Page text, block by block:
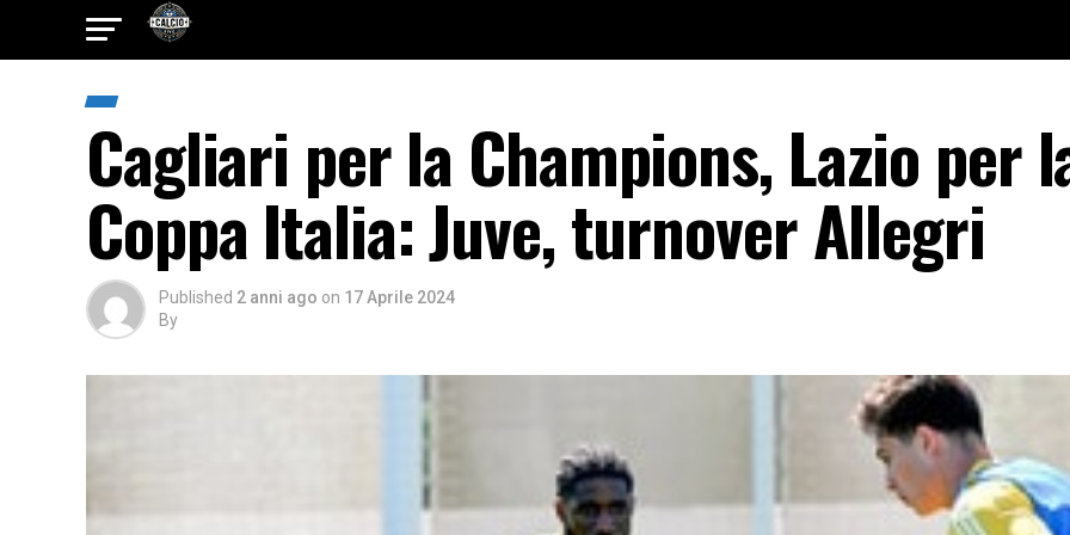
Cagliari per la Champions, Lazio per
Coppa Italia: Juve, turnover Allegri
Published 2 anni ago on 17 Aprile 2024
By